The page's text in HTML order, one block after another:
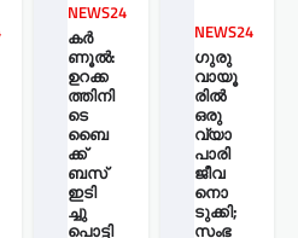
NEWS24
കർ
ണൂൽ:
ഉറക്ക
ത്തിനി
ടെ
ബൈ
ക്ക്
ബസ്
ഇടി
ച്ചു
പൊട്ടി
NEWS24
ഗുരു
വായൂ
രില്‍
ഒരു
വ്യാ
പാരി
ജീവ
നൊ
ടുക്കി;
സംഭ